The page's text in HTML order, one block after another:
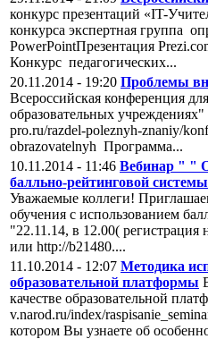
конкурс презентаций «IT-
конкурса экспертная группа
PowerPointПрезентация
Конкурс педагогических...
20.11.2014 - 19:20 Проблемы
Всероссийская конференция
образовательных
pro.ru/razdel-poleznyh-znaniy/
obrazovatelnyh Программа...
10.11.2014 - 11:46 Вебинар " "
балльно-рейтинговой
Уважаемые коллеги!
обучения с использованием
"22.11.14, в 12.00(
или http://b21480....
11.10.2014 - 12:07 Методика
образовательной платформы
качестве образовательной
v.narod.ru/index/
котором Вы узнаете об